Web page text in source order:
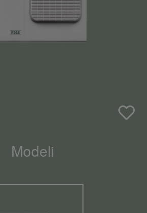
Modeli